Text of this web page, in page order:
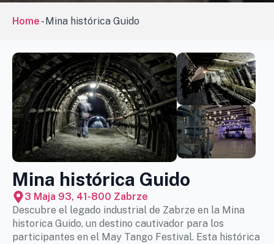
Home -Mina histórica Guido
Mina histórica Guido
3 Maja 93, 41-800 Zabrze
Descubre el legado industrial de Zabrze en la Mina
historica Guido, un destino cautivador para los
participantes en el May Tango Festival. Esta histórica